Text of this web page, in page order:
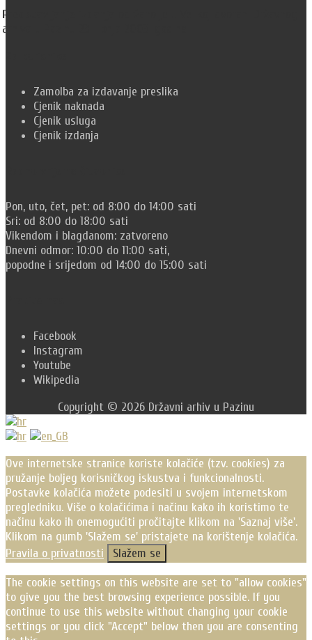
Predstavljanje izdanja
arhiva u Pazinu 23. lipnja 2003. godine.
Zamolba za izdavanje preslika
Cjenik naknada
Cjenik usluga
Cjenik izdanja
Pon, uto, čet, pet: od 8:00 do 14:00 sati
Sri: od 8:00 do 18:00 sati
Vikendom i blagdanom: zatvoreno
Dnevni odmor: 10:00 do 11:00 sati,
popodne i srijedom od 14:00 do 15:00 sati
Facebook
Instagram
Youtube
Wikipedia
Copyright © 2026 Državni arhiv u Pazinu
Scroll
Up
Ove internetske stranice koriste kolačiće (tzv. cookies) za
pružanje boljeg korisničkog iskustva i funkcionalnosti.
Postavke kolačića možete podesiti u svojem internetskom
pregledniku. Više o kolačićima i načinu kako ih koristimo te
načinu kako ih onemogućiti pročitajte klikom na 'Saznaj više'.
Klikom na gumb 'Slažem se' pristajete na korištenje kolačića.
Pravila o privatnosti
Slažem se
The cookie settings on this website are set to "allow cookies"
to give you the best browsing experience possible. If you
continue to use this website without changing your cookie
settings or you click "Accept" below then you are consenting